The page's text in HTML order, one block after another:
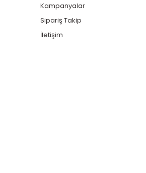
Kampanyalar
Sipariş Takip
İletişim